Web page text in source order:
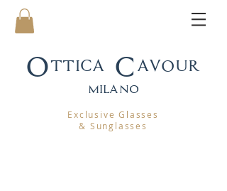
Ottica Cavour
milano
Exclusive Glasses
& Sunglasses